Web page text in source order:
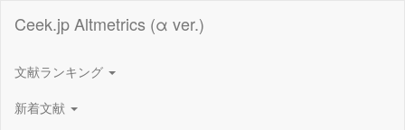
Ceek.jp Altmetrics (α ver.)
文献ランキング
新着文献